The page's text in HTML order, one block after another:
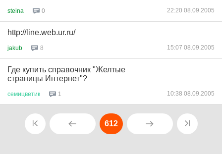
steina 0 22:20 08.09.2005
http://line.web.ur.ru/
jakub 8 15:07 08.09.2005
Где купить справочник "Желтые
страницы Интернет"?
семицветик 1 10:38 08.09.2005
612